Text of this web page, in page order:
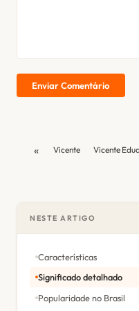
Enviar Comentário
« Vicente Vicente
NESTE ARTIGO
Características
Significado detalhado
Popularidade no Brasil